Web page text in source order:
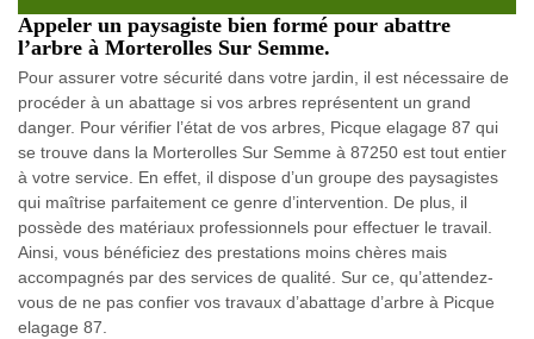
Appeler un paysagiste bien formé pour abattre
l’arbre à Morterolles Sur Semme.
Pour assurer votre sécurité dans votre jardin, il est nécessaire de
procéder à un abattage si vos arbres représentent un grand
danger. Pour vérifier l’état de vos arbres, Picque elagage 87 qui
se trouve dans la Morterolles Sur Semme à 87250 est tout entier
à votre service. En effet, il dispose d’un groupe des paysagistes
qui maîtrise parfaitement ce genre d’intervention. De plus, il
possède des matériaux professionnels pour effectuer le travail.
Ainsi, vous bénéficiez des prestations moins chères mais
accompagnés par des services de qualité. Sur ce, qu’attendez-
vous de ne pas confier vos travaux d’abattage d’arbre à Picque
elagage 87.